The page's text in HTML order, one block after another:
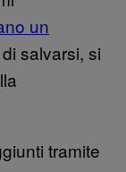
un
salvarsi, si
tramite